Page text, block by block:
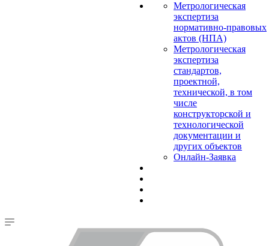
Метрологическая
экспертиза
нормативно-правовых
актов (НПА)
Метрологическая
экспертиза
стандартов,
проектной,
технической, в том
числе
конструкторской и
технологической
документации и
других объектов
Онлайн-Заявка